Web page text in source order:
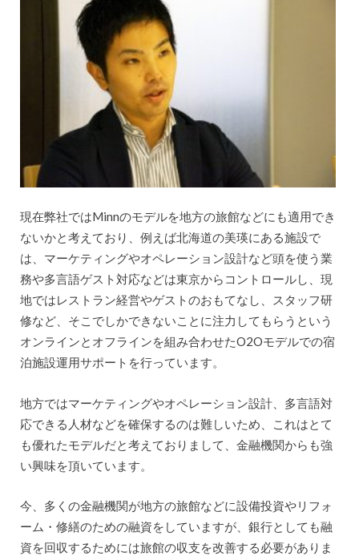
現在弊社ではMinnのモデルを地方の旅館などにも適用でき
ないかと考えており、例えば北海道の美瑛にある施設で
は、マーケティングやオペレーション設計など頭を使う業
務や多言語ゲスト対応などは東京からコントロールし、現
地ではレストラン経営やゲストのおもてなし、スタッフ研
修など、そこでしかできないことに注力してもらうという
オンラインとオフラインを組み合わせたO2Oモデルでの宿
泊施設運用サポートを行っています。
地方ではマーケティングやオペレーション設計、多言語対
応できる人材などを確保するのは難しいため、これはとて
も優れたモデルだと考えておりまして、金融機関からも強
い興味を頂いています。
今、多くの金融機関が地方の旅館などに設備投資やリフォ
ーム・修繕のための融資をしていますが、銀行としても融
資を回収するためには旅館の収支を改善する必要がありま